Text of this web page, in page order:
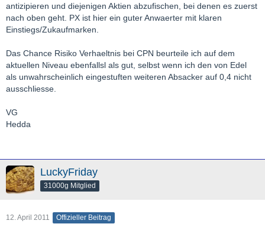
antizipieren und diejenigen Aktien abzufischen, bei denen es zuerst
nach oben geht. PX ist hier ein guter Anwaerter mit klaren
Einstiegs/Zukaufmarken.
Das Chance Risiko Verhaeltnis bei CPN beurteile ich auf dem
aktuellen Niveau ebenfallsl als gut, selbst wenn ich den von Edel
als unwahrscheinlich eingestuften weiteren Absacker auf 0,4 nicht
ausschliesse.
VG
Hedda
LuckyFriday
31000g Mitglied
12. April 2011 Offizieller Beitrag